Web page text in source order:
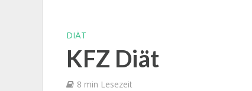
DIÄT
KFZ Diät
8 min Lesezeit